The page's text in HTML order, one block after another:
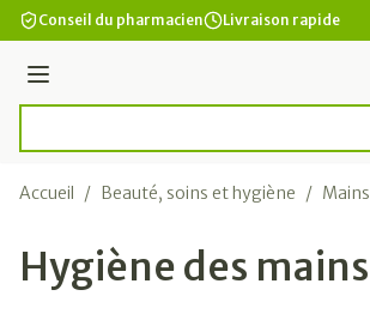
Aller au contenu
Conseil du pharmacien Livraison rapide
Menu
Accueil / Beauté, soins et hygiène / Mains
Hygiène des mains